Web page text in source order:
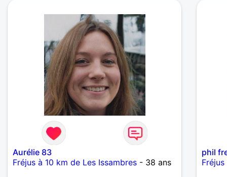
de
fois
de
faire
est,
envie
c'est
mais
aux
de
Aurélie 83
Fréjus à 10 km de Les Issambres - 38 ans
phil